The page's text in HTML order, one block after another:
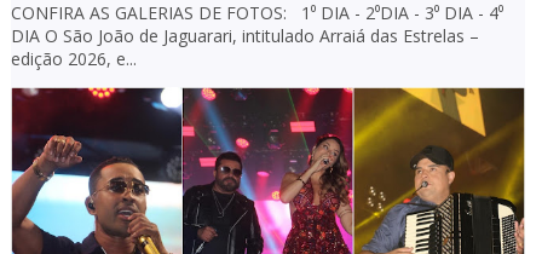
CONFIRA AS GALERIAS DE FOTOS: 1⁰ DIA - 2⁰DIA - 3⁰ DIA - 4⁰
DIA O São João de Jaguarari, intitulado Arraiá das Estrelas –
edição 2026, e...